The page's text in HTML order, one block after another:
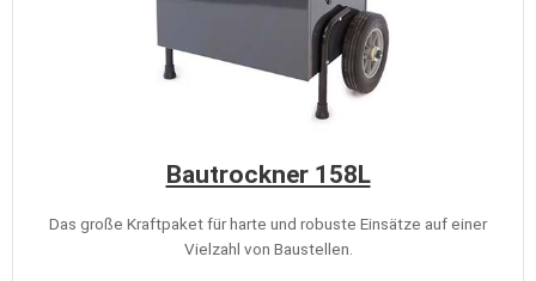
Bautrockner 158L
Das große Kraftpaket für harte und robuste Einsätze auf einer
Vielzahl von Baustellen.